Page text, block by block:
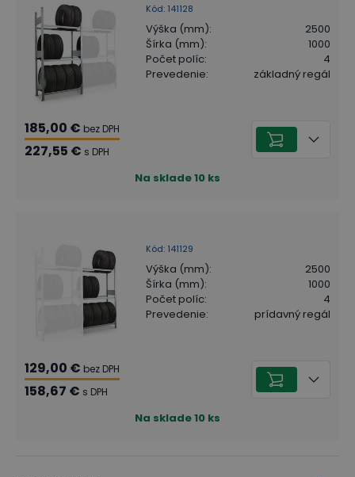
Kód: 141128
Výška (mm):
2500
Šírka (mm):
1000
Počet políc:
4
Prevedenie: základný regál
185,00 € bez DPH
227,55 € s DPH
Na sklade10 ks
Kód: 141129
Výška (mm):
2500
Šírka (mm):
1000
Počet políc:
4
Prevedenie: prídavný regál
129,00 € bez DPH
158,67 € s DPH
Na sklade10 ks